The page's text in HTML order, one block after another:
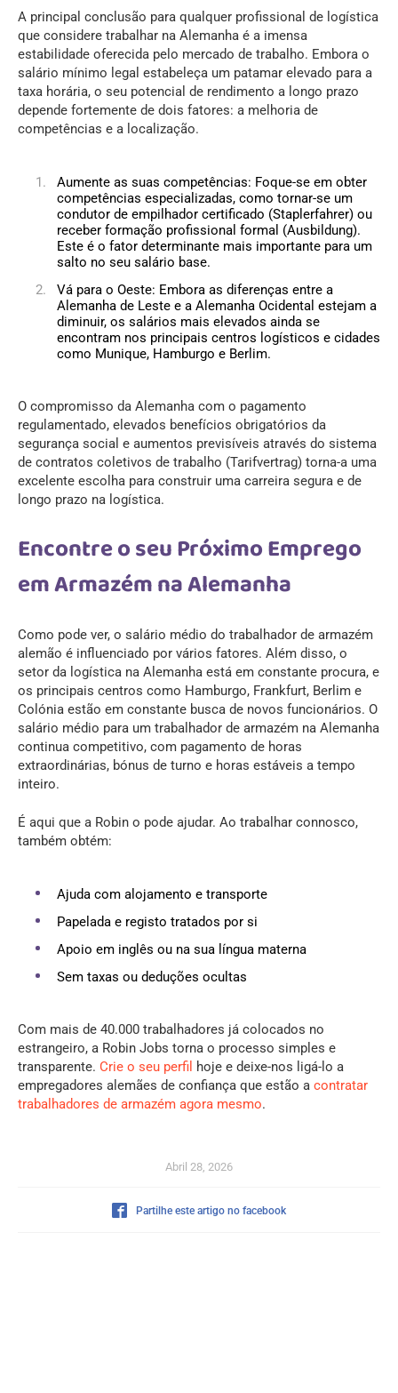
A principal conclusão para qualquer profissional de logística
que considere trabalhar na Alemanha é a imensa
estabilidade oferecida pelo mercado de trabalho. Embora o
salário mínimo legal estabeleça um patamar elevado para a
taxa horária, o seu potencial de rendimento a longo prazo
depende fortemente de dois fatores: a melhoria de
competências e a localização.
Aumente as suas competências: Foque-se em obter
competências especializadas, como tornar-se um
condutor de empilhador certificado (Staplerfahrer) ou
receber formação profissional formal (Ausbildung).
Este é o fator determinante mais importante para um
salto no seu salário base.
Vá para o Oeste: Embora as diferenças entre a
Alemanha de Leste e a Alemanha Ocidental estejam a
diminuir, os salários mais elevados ainda se
encontram nos principais centros logísticos e cidades
como Munique, Hamburgo e Berlim.
O compromisso da Alemanha com o pagamento
regulamentado, elevados benefícios obrigatórios da
segurança social e aumentos previsíveis através do sistema
de contratos coletivos de trabalho (Tarifvertrag) torna-a uma
excelente escolha para construir uma carreira segura e de
longo prazo na logística.
Encontre o seu Próximo Emprego
em Armazém na Alemanha
Como pode ver, o salário médio do trabalhador de armazém
alemão é influenciado por vários fatores. Além disso, o
setor da logística na Alemanha está em constante procura, e
os principais centros como Hamburgo, Frankfurt, Berlim e
Colónia estão em constante busca de novos funcionários. O
salário médio para um trabalhador de armazém na Alemanha
continua competitivo, com pagamento de horas
extraordinárias, bónus de turno e horas estáveis a tempo
inteiro.
É aqui que a Robin o pode ajudar. Ao trabalhar connosco,
também obtém:
Ajuda com alojamento e transporte
Papelada e registo tratados por si
Apoio em inglês ou na sua língua materna
Sem taxas ou deduções ocultas
Com mais de 40.000 trabalhadores já colocados no
estrangeiro, a Robin Jobs torna o processo simples e
transparente. Crie o seu perfil hoje e deixe-nos ligá-lo a
empregadores alemães de confiança que estão a contratar
trabalhadores de armazém agora mesmo.
Abril 28, 2026
Partilhe este artigo no facebook